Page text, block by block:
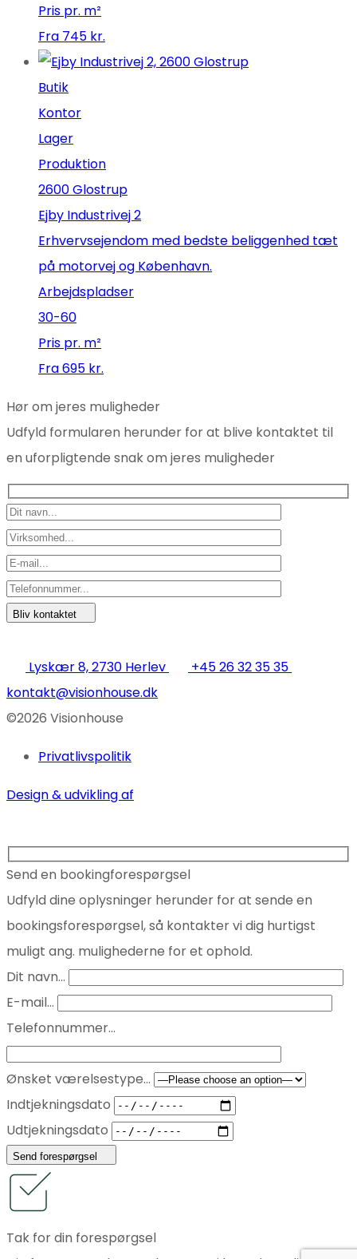
Pris pr. m²
Fra 745 kr.
Butik
Kontor
Lager
Produktion
2600 Glostrup
Ejby Industrivej 2
Erhvervsejendom med bedste beliggenhed tæt
på motorvej og København.
Arbejdspladser
30-60
Pris pr. m²
Fra 695 kr.
Hør om jeres muligheder
Udfyld formularen herunder for at blive kontaktet til
en uforpligtende snak om jeres muligheder
Bliv kontaktet
Lyskær 8, 2730 Herlev
+45 26 32 35 35
kontakt@visionhouse.dk
©2026 Visionhouse
Privatlivspolitik
Design & udvikling af
Send en bookingforespørgsel
Udfyld dine oplysninger herunder for at sende en
bookingsforespørgsel, så kontakter vi dig hurtigst
muligt ang. mulighederne for et ophold.
Dit navn...
E-mail...
Telefonnummer...
Ønsket værelsestype...
Indtjekningsdato
Udtjekningsdato
Send forespørgsel
Tak for din forespørgsel